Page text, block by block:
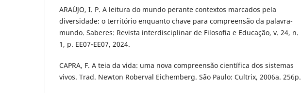
ARAÚJO, I. P. A leitura do mundo perante contextos marcados pela
diversidade: o território enquanto chave para compreensão da palavra-
mundo. Saberes: Revista interdisciplinar de Filosofia e Educação, v. 24, n.
1, p. EE07-EE07, 2024.
CAPRA, F. A teia da vida: uma nova compreensão científica dos sistemas
vivos. Trad. Newton Roberval Eichemberg. São Paulo: Cultrix, 2006a. 256p.